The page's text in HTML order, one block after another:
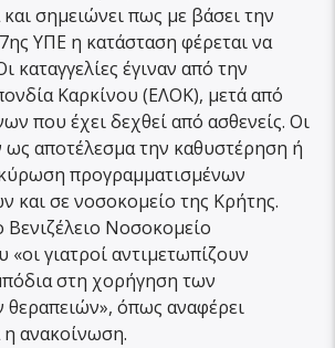
σημειώνει πως με βάσει την
ΥΠΕ η κατάσταση φέρεται να
καταγγελίες έγιναν από την
Καρκίνου (ΕΛΟΚ), μετά από
που έχει δεχθεί από ασθενείς. Οι
ως αποτέλεσμα την καθυστέρηση ή
προγραμματισμένων
και σε νοσοκομείο της Κρήτης.
Βενιζέλειο Νοσοκομείο
γιατροί αντιμετωπίζουν
στη χορήγηση των
όπως αναφέρει
η ανακοίνωση.